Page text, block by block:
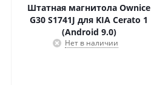
Штатная магнитола Ownice
G30 S1741J для KIA Cerato 1
(Android 9.0)
Нет в наличии